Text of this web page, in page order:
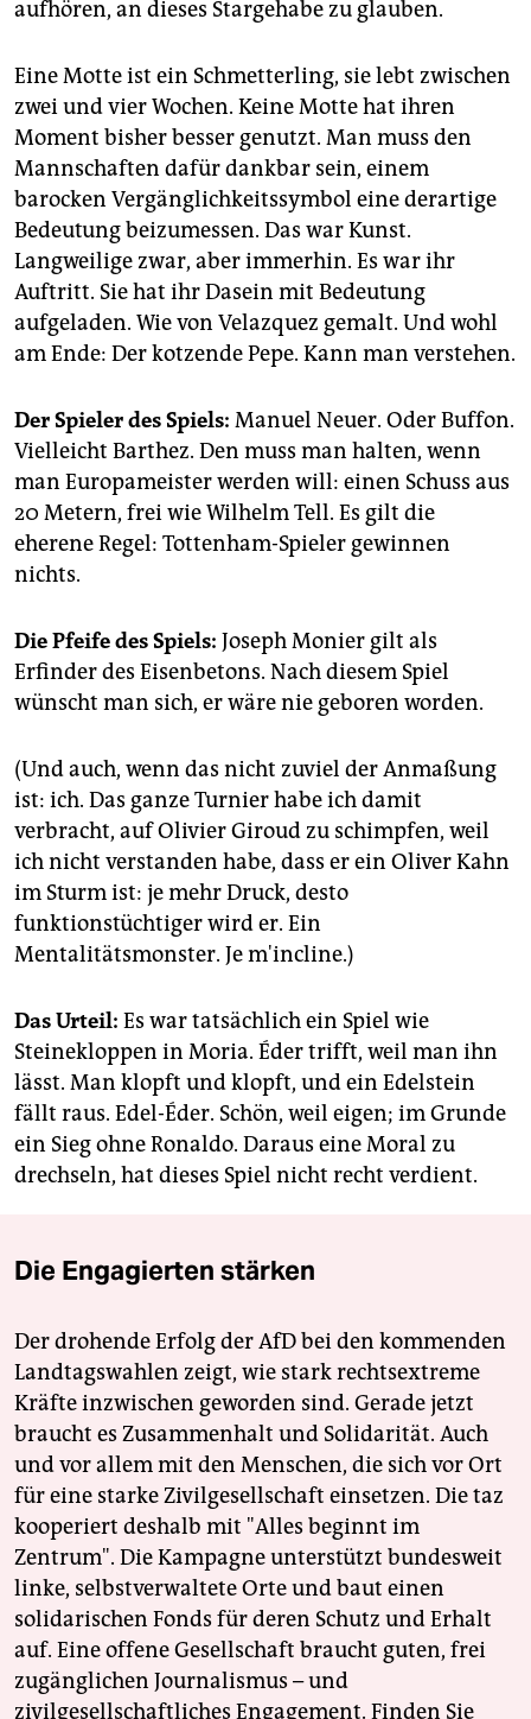
aufhören, an dieses Stargehabe zu glauben.
Eine Motte ist ein Schmetterling, sie lebt zwischen
zwei und vier Wochen. Keine Motte hat ihren
Moment bisher besser genutzt. Man muss den
Mannschaften dafür dankbar sein, einem
barocken Vergänglichkeitssymbol eine derartige
Bedeutung beizumessen. Das war Kunst.
Langweilige zwar, aber immerhin. Es war ihr
Auftritt. Sie hat ihr Dasein mit Bedeutung
aufgeladen. Wie von Velazquez gemalt. Und wohl
am Ende: Der kotzende Pepe. Kann man verstehen.
Der Spieler des Spiels: Manuel Neuer. Oder Buffon.
Vielleicht Barthez. Den muss man halten, wenn
man Europameister werden will: einen Schuss aus
20 Metern, frei wie Wilhelm Tell. Es gilt die
eherene Regel: Tottenham-Spieler gewinnen
nichts.
Die Pfeife des Spiels: Joseph Monier gilt als
Erfinder des Eisenbetons. Nach diesem Spiel
wünscht man sich, er wäre nie geboren worden.
(Und auch, wenn das nicht zuviel der Anmaßung
ist: ich. Das ganze Turnier habe ich damit
verbracht, auf Olivier Giroud zu schimpfen, weil
ich nicht verstanden habe, dass er ein Oliver Kahn
im Sturm ist: je mehr Druck, desto
funktionstüchtiger wird er. Ein
Mentalitätsmonster. Je m'incline.)
Das Urteil: Es war tatsächlich ein Spiel wie
Steinekloppen in Moria. Éder trifft, weil man ihn
lässt. Man klopft und klopft, und ein Edelstein
fällt raus. Edel-Éder. Schön, weil eigen; im Grunde
ein Sieg ohne Ronaldo. Daraus eine Moral zu
drechseln, hat dieses Spiel nicht recht verdient.
Die Engagierten stärken
Der drohende Erfolg der AfD bei den kommenden
Landtagswahlen zeigt, wie stark rechtsextreme
Kräfte inzwischen geworden sind. Gerade jetzt
braucht es Zusammenhalt und Solidarität. Auch
und vor allem mit den Menschen, die sich vor Ort
für eine starke Zivilgesellschaft einsetzen. Die taz
kooperiert deshalb mit "Alles beginnt im
Zentrum". Die Kampagne unterstützt bundesweit
linke, selbstverwaltete Orte und baut einen
solidarischen Fonds für deren Schutz und Erhalt
auf. Eine offene Gesellschaft braucht guten, frei
zugänglichen Journalismus – und
zivilgesellschaftliches Engagement. Finden Sie